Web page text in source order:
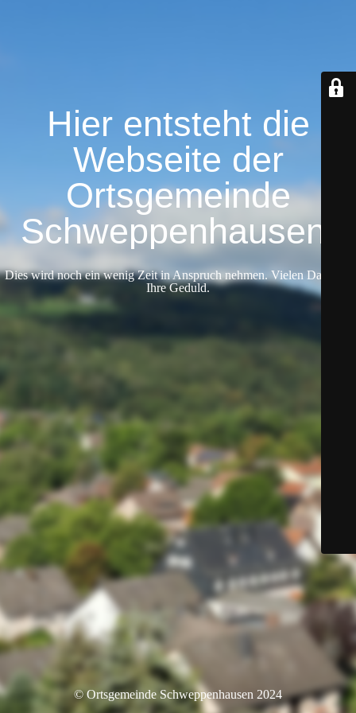
Hier entsteht die
Webseite der
Ortsgemeinde
Schweppenhausen.
Dies wird noch ein wenig Zeit in Anspruch nehmen. Vielen Dank für
Ihre Geduld.
© Ortsgemeinde Schweppenhausen 2024